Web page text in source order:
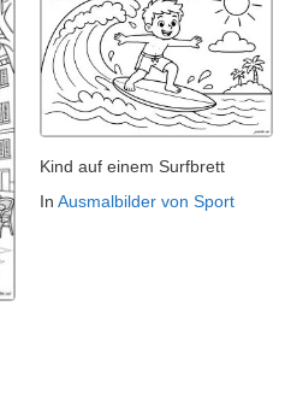
Kind auf einem Surfbrett
In Ausmalbilder von Sport